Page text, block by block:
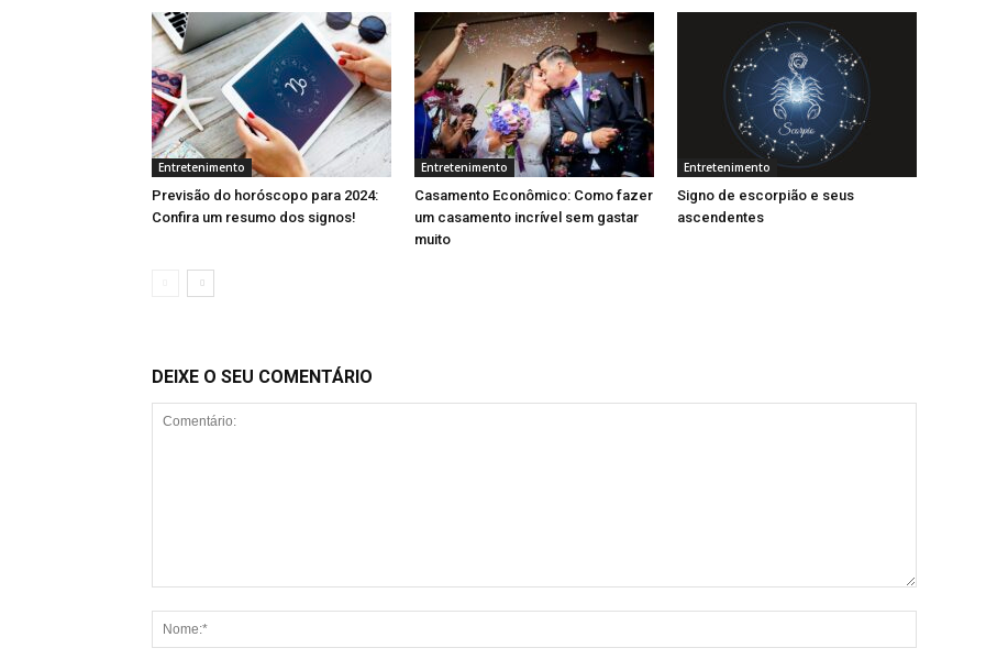
Entretenimento
Previsão do horóscopo para 2024:
Confira um resumo dos signos!
Entretenimento
Casamento Econômico: Como fazer
um casamento incrível sem gastar
muito
Entretenimento
Signo de escorpião e seus
ascendentes
DEIXE O SEU COMENTÁRIO